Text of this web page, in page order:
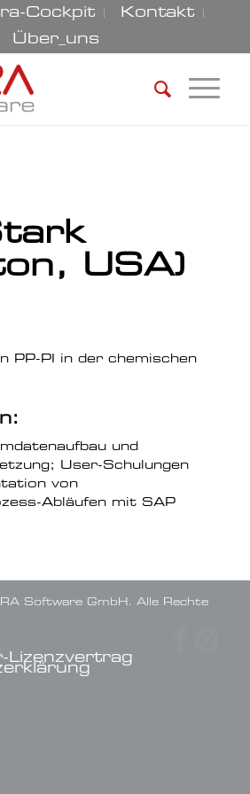
Cockpit
Kontakt
Über_uns
USA)
PP-PI in der chemischen
und
User-Schulungen
von
Abläufen mit SAP
Software GmbH. Alle Rechte
Lizenzvertrag